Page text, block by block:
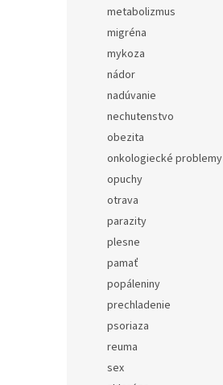
metabolizmus
migréna
mykoza
nádor
nadúvanie
nechutenstvo
obezita
onkologiecké problemy
opuchy
otrava
parazity
plesne
pamať
popáleniny
prechladenie
psoriaza
reuma
sex